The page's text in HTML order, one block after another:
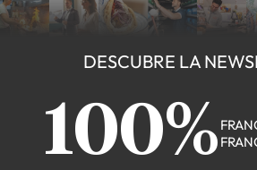
DESCUBRE LA
100%